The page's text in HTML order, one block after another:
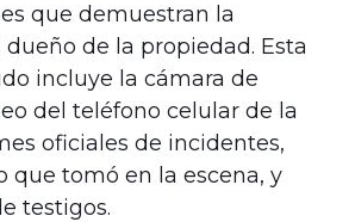
que demuestran la
de la propiedad. Esta
incluye la cámara de
del teléfono celular de la
oficiales de incidentes,
que tomó en la escena, y
testigos.